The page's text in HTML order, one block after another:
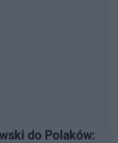
do Polaków: